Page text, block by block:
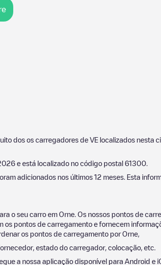
dos os carregadores de VE localizados nesta
e está localizado no código postal 61300
adicionados nos últimos 12 meses. Esta
o seu carro em Orne . Os nossos pontos de
pontos de carregamento e fornecem
os pontos de carregamento porOrne
estado do carregador, colocação, etc.
a nossa aplicação disponível para Android e